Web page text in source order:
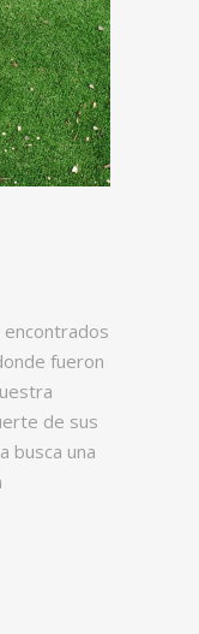
encontrados
fueron
de sus
busca una